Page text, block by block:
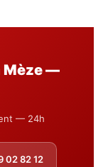
Mèze —
— 24h
02 82 12